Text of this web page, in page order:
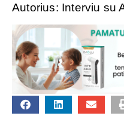
Autorius: Interviu su